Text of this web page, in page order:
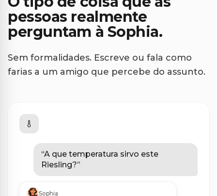
pessoas realmente
perguntam à Sophia.
Sem formalidades. Escreve ou fala como
farias a um amigo que percebe do assunto.
“A que temperatura sirvo este
Riesling?”
Sophia